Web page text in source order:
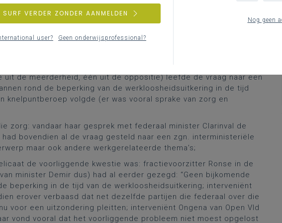
ik al het interessante, want informatieve filmpje van VRT-journalist
specifieker protest in de media (
te beperken in de tijd en de implicaties daarvan voor wie
opleiding volgde.
een bijzonder beeld op:
uit de meerderheid, één uit de oppositie) leefde de vraag naar een
rond de beperking van de werkloosheidsuitkering in de tijd
knelpuntberoep volgde (er was vooral sprake van zorg en
zorg: vandaar haar gesprek met federaal minister Clarinval de
bovendien al de vraag gesteld naar een zgn. interministeriële
maar ook andere werkgerelateerde thema’s;
de voorliggende kwestie was: fractievoorzitter Ronse in de
minister Demir dus) had al eerder gezegd: “Geen bijkomende
beperking in de tijd van de werkloosheidsuitkering; interveniënt
erover verbaasd dat net dezelfde partijen die federaal over die
voor een uitzondering pleitten; interveniënt Ongena van Open Vld
vond vooral dat het voorliggende probleem niet moest opgelost
Nog geen
SURF VERDER ZONDER AANMELDEN
user? Geen onderwijsprofessional?